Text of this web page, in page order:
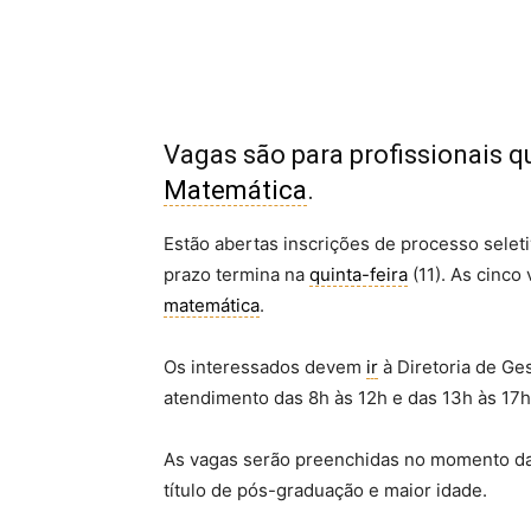
Vagas são para profissionais
Matemática.
Estão abertas inscrições de processo
prazo termina na quinta-feira (11). As
matemática.
Os interessados devem ir à Diretoria de
atendimento das 8h às 12h e das 13h às
As vagas serão preenchidas no momento
título de pós-graduação e maior idade.